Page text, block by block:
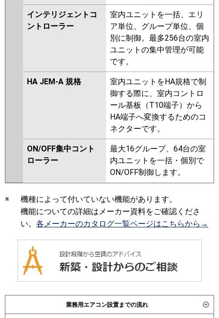
インテリジェントコ
ントローラー
室内ユニットを一括、エリ
ア単位、グループ単位、個
別に制御。最多256台の室内
ユニットの集中管理が可能
です。
HA JEM-A 規格
室内ユニットをHA規格で制
御する際に、室内コントロ
ール基板（T10端子）から
HA端子へ変換するためのコ
ネクターです。
ON/OFF集中コント
ローラー
最大16グループ、64台の室
内ユニットを一括・個別で
ON/OFF制御します。
※
機種によって付いていない機能があります。
機能についての詳細はメーカー資料をご確認くださ
い。 各メーカーのカタログ一覧ページはこちらから→
業務用エアコン設置までの流れ